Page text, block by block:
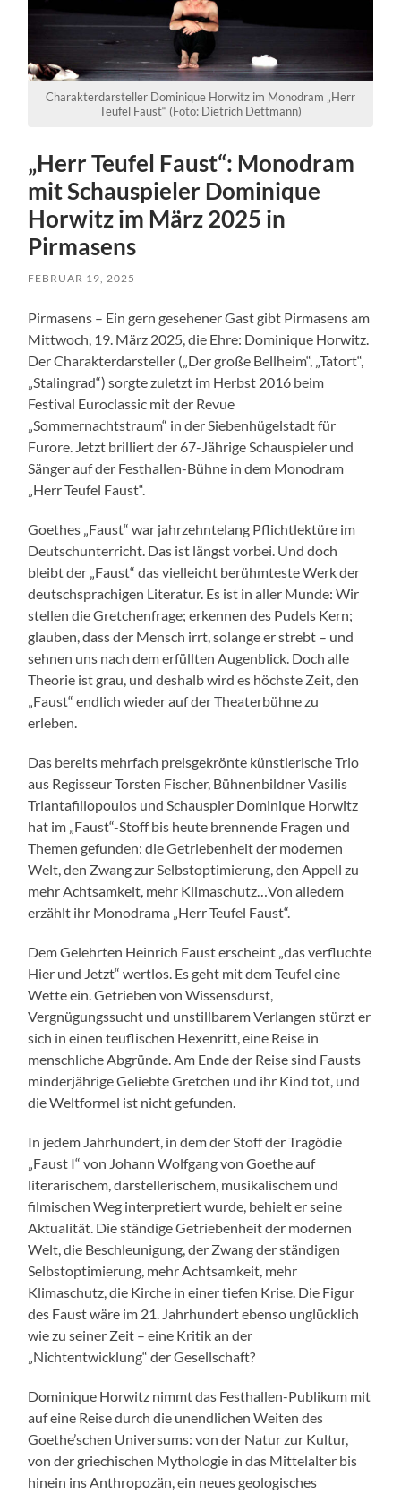
Charakterdarsteller Dominique Horwitz im Monodram „Herr
Teufel Faust“ (Foto: Dietrich Dettmann)
„Herr Teufel Faust“: Monodram
mit Schauspieler Dominique
Horwitz im März 2025 in
Pirmasens
FEBRUAR 19, 2025
Pirmasens – Ein gern gesehener Gast gibt Pirmasens am
Mittwoch, 19. März 2025, die Ehre: Dominique Horwitz.
Der Charakterdarsteller („Der große Bellheim“, „Tatort“,
„Stalingrad“) sorgte zuletzt im Herbst 2016 beim
Festival Euroclassic mit der Revue
„Sommernachtstraum“ in der Siebenhügelstadt für
Furore. Jetzt brilliert der 67-Jährige Schauspieler und
Sänger auf der Festhallen-Bühne in dem Monodram
„Herr Teufel Faust“.
Goethes „Faust“ war jahrzehntelang Pflichtlektüre im
Deutschunterricht. Das ist längst vorbei. Und doch
bleibt der „Faust“ das vielleicht berühmteste Werk der
deutschsprachigen Literatur. Es ist in aller Munde: Wir
stellen die Gretchenfrage; erkennen des Pudels Kern;
glauben, dass der Mensch irrt, solange er strebt – und
sehnen uns nach dem erfüllten Augenblick. Doch alle
Theorie ist grau, und deshalb wird es höchste Zeit, den
„Faust“ endlich wieder auf der Theaterbühne zu
erleben.
Das bereits mehrfach preisgekrönte künstlerische Trio
aus Regisseur Torsten Fischer, Bühnenbildner Vasilis
Triantafillopoulos und Schauspier Dominique Horwitz
hat im „Faust“-Stoff bis heute brennende Fragen und
Themen gefunden: die Getriebenheit der modernen
Welt, den Zwang zur Selbstoptimierung, den Appell zu
mehr Achtsamkeit, mehr Klimaschutz…Von alledem
erzählt ihr Monodrama „Herr Teufel Faust“.
Dem Gelehrten Heinrich Faust erscheint „das verfluchte
Hier und Jetzt“ wertlos. Es geht mit dem Teufel eine
Wette ein. Getrieben von Wissensdurst,
Vergnügungssucht und unstillbarem Verlangen stürzt er
sich in einen teuflischen Hexenritt, eine Reise in
menschliche Abgründe. Am Ende der Reise sind Fausts
minderjährige Geliebte Gretchen und ihr Kind tot, und
die Weltformel ist nicht gefunden.
In jedem Jahrhundert, in dem der Stoff der Tragödie
„Faust I“ von Johann Wolfgang von Goethe auf
literarischem, darstellerischem, musikalischem und
filmischen Weg interpretiert wurde, behielt er seine
Aktualität. Die ständige Getriebenheit der modernen
Welt, die Beschleunigung, der Zwang der ständigen
Selbstoptimierung, mehr Achtsamkeit, mehr
Klimaschutz, die Kirche in einer tiefen Krise. Die Figur
des Faust wäre im 21. Jahrhundert ebenso unglücklich
wie zu seiner Zeit – eine Kritik an der
„Nichtentwicklung“ der Gesellschaft?
Dominique Horwitz nimmt das Festhallen-Publikum mit
auf eine Reise durch die unendlichen Weiten des
Goethe’schen Universums: von der Natur zur Kultur,
von der griechischen Mythologie in das Mittelalter bis
hinein ins Anthropozän, ein neues geologisches